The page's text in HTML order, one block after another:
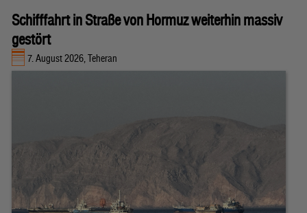
Schifffahrt in Straße von Hormuz weiterhin massiv
gestört
7. August 2026, Teheran